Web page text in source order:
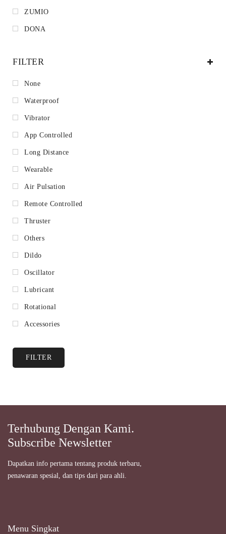
ZUMIO
DONA
FILTER
None
Waterproof
Vibrator
App Controlled
Long Distance
Wearable
Air Pulsation
Remote Controlled
Thruster
Others
Dildo
Oscillator
Lubricant
Rotational
Accessories
FILTER
Terhubung Dengan Kami.
Subscribe Newsletter
Dapatkan info pertama tentang produk terbaru,
penawaran spesial, dan tips dari para ahli.
Menu Singkat